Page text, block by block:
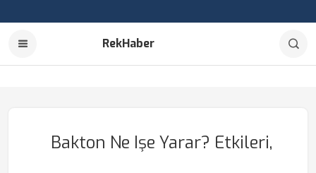
RekHaber
Bakton Ne Işe Yarar? Etkileri,